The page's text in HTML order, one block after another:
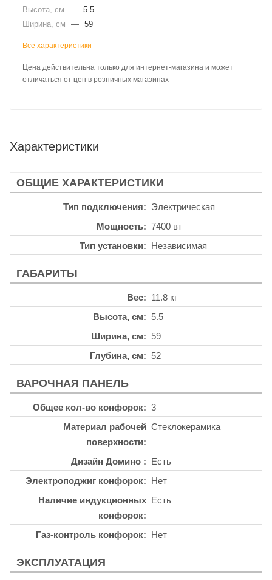
Высота, см
— 5.5
Ширина, см
— 59
Все характеристики
Цена действительна только для интернет-магазина и может
отличаться от цен в розничных магазинах
Характеристики
ОБЩИЕ ХАРАКТЕРИСТИКИ
Тип подключения
Электрическая
Мощность
7400 вт
Тип установки
Независимая
ГАБАРИТЫ
Вес
11.8 кг
Высота, см
5.5
Ширина, см
59
Глубина, см
52
ВАРОЧНАЯ ПАНЕЛЬ
Общее кол-во конфорок
3
Материал рабочей
поверхности
Стеклокерамика
Дизайн Домино
Есть
Электроподжиг конфорок
Нет
Наличие индукционных
конфорок
Есть
Газ-контроль конфорок Нет
ЭКСПЛУАТАЦИЯ